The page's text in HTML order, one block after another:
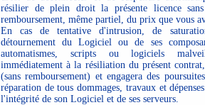
résilier de plein droit la présente licence
remboursement, même partiel, du prix que vous
En cas de tentative d'intrusion, de
détournement du Logiciel ou de ses
automatismes, scripts ou logiciels
immédiatement à la résiliation du présent
(sans remboursement) et engagera des
réparation de tous dommages, travaux et
l'intégrité de son Logiciel et de ses serveurs.